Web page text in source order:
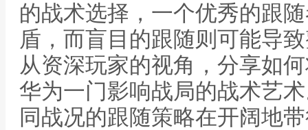
的战术选择，一个优秀的跟
盾，而盲目的跟随则可能导
从资深玩家的视角，分享如
华为一门影响战局的战术艺
同战况的跟随策略在开阔地